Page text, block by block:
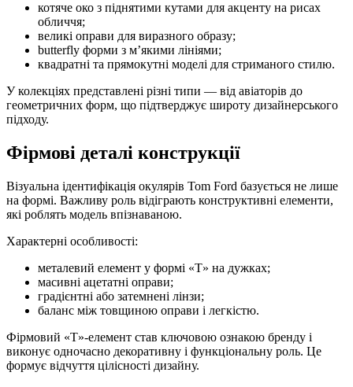
котяче око з піднятими кутами для акценту на рисах
обличчя;
великі оправи для виразного образу;
butterfly форми з м’якими лініями;
квадратні та прямокутні моделі для стриманого стилю.
У колекціях представлені різні типи — від авіаторів до
геометричних форм, що підтверджує широту дизайнерського
підходу.
Фірмові деталі конструкції
Візуальна ідентифікація окулярів Tom Ford базується не лише
на формі. Важливу роль відіграють конструктивні елементи,
які роблять модель впізнаваною.
Характерні особливості:
металевий елемент у формі «T» на дужках;
масивні ацетатні оправи;
градієнтні або затемнені лінзи;
баланс між товщиною оправи і легкістю.
Фірмовий «T»-елемент став ключовою ознакою бренду і
виконує одночасно декоративну і функціональну роль. Це
формує відчуття цілісності дизайну.